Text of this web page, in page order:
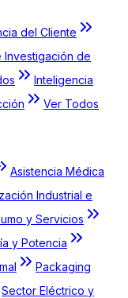
del Cliente
Investigación de
Inteligencia
Ver Todos
Asistencia Médica
Industrial e
y Servicios
y Potencia
Packaging
Sector Eléctrico y